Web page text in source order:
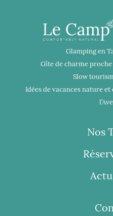
Glamping en
Gîte de charme proche
Slow
Idées de vacances nature
Nos